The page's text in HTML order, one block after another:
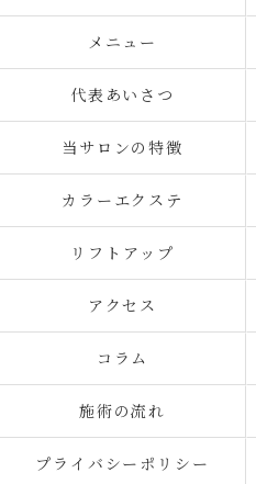
メニュー
代表あいさつ
当サロンの特徴
カラーエクステ
リフトアップ
アクセス
コラム
施術の流れ
プライバシーポリシー